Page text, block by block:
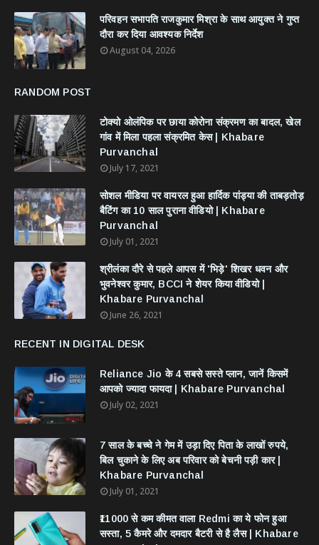
परिवहन सभापति राजकुमार मिश्रा के साथ आयुक्त ने गुप्त
दौरा कर दिया आवश्यक निर्देश
August 04, 2026
RANDOM POST
टोक्यो ओलंपिक पर छाया कोरोना संक्रमण का बादल, खेल
गांव में मिला पहला संक्रमित केस | Khabare
Purvanchal
July 17, 2021
सोशल मीडिया पर वायरल हुआ हार्दिक पांड्या की ताबड़तोड़
बैटिंग का 10 साल पुराना वीडियो | Khabare
Purvanchal
July 01, 2021
श्रीलंका दौरे से पहले आपस में 'भिड़े' शिखर धवन और
भुवनेश्वर कुमार, BCCI ने शेयर किया वीडियो |
Khabare Purvanchal
June 26, 2021
RECENT IN DIGITAL DESK
Reliance Jio के 4 सबसे सस्ते प्लान, जानें किसमें
आपको ज्यादा फायदा | Khabare Purvanchal
July 02, 2021
7 साल के बच्चे ने गेम में उड़ा दिए पिता के लाखों रुपये,
बिल चुकाने के लिए अब परिवार को बेचनी पड़ी कार |
Khabare Purvanchal
July 01, 2021
₹11000 से कम कीमत वाला Redmi का ये फोन हुआ
सस्ता, 5 कैमरे और दमदार बैटरी से है लैस | Khabare